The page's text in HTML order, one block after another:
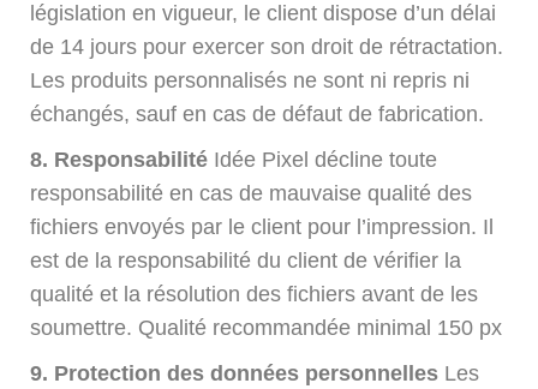
législation en vigueur, le client dispose d’un délai
de 14 jours pour exercer son droit de rétractation.
Les produits personnalisés ne sont ni repris ni
échangés, sauf en cas de défaut de fabrication.
8. Responsabilité Idée Pixel décline toute
responsabilité en cas de mauvaise qualité des
fichiers envoyés par le client pour l’impression. Il
est de la responsabilité du client de vérifier la
qualité et la résolution des fichiers avant de les
soumettre. Qualité recommandée minimal 150 px
9. Protection des données personnelles Les